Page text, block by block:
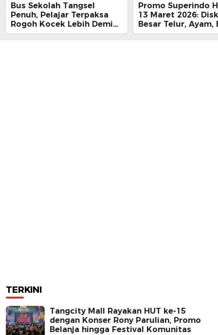
Bus Sekolah Tangsel
Penuh, Pelajar Terpaksa
Rogoh Kocek Lebih Demi
Tiba Tepat Waktu
Promo Superindo
13 Maret 2026:
Besar Telur, Ayam,
hingga Daging,
TERKINI
Tangcity Mall Rayakan HUT ke-15
dengan Konser Rony Parulian, Promo
Belanja hingga Festival Komunitas